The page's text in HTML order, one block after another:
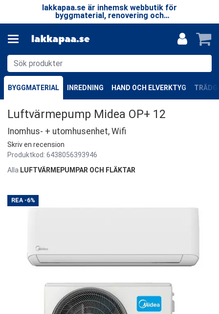
lakkapaa.se är inhemsk webbutik för
byggmaterial, renovering och
specialprodukter.
BYGGMATERIAL INREDNING HAND OCH ELVERKTYG
Luftvärmepump Midea OP+ 12
Inomhus- + utomhusenhet, Wifi
Skriv en recension
Produktkod: 6438056393946
Alla LUFTVÄRMEPUMPAR OCH FLÄKTAR
REA -6%